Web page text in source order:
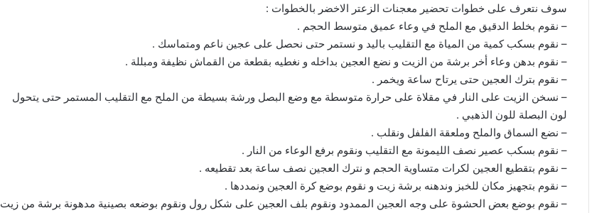
سوف نتعرف على خطوات تحضير معجنات الزعتر الاخضر بالخطوات :
– نقوم بخلط الدقيق مع الملح في وعاء عميق متوسط الحجم .
– نقوم بسكب كمية من المياة مع التقليب باليد و نستمر حتى نحصل على عجين ناعم ومتماسك .
– نقوم بدهن وعاء أخر برشة من الزيت و نضع العجين بداخله و نغطيه بقطعة من القماش نظيفة ومبللة .
– نقوم بترك العجين حتى يرتاح ساعة ويخمر .
– نسخن الزيت على النار في مقلاة على حرارة متوسطة مع وضع البصل ورشة بسيطة من الملح مع التقليب المستمر حتى يتحول
لون البصلة للون الذهبي .
– نضع السماق والملح وملعقة الفلفل ونقلب .
– نقوم بسكب عصير نصف الليمونة مع التقليب ونقوم برفع الوعاء من النار .
– نقوم بتقطيع العجين لكرات متساوية الحجم و نترك العجين نصف ساعة بعد تقطيعه .
– نقوم بتجهيز مكان للخبز وندهنه برشة زيت و نقوم بوضع كرة العجين ونمددها .
– نقوم بوضع بعض الحشوة على وجه العجين الممدود ونقوم بلف العجين على شكل رول ونقوم بوضعه بصينية مدهونة برشة من زيت